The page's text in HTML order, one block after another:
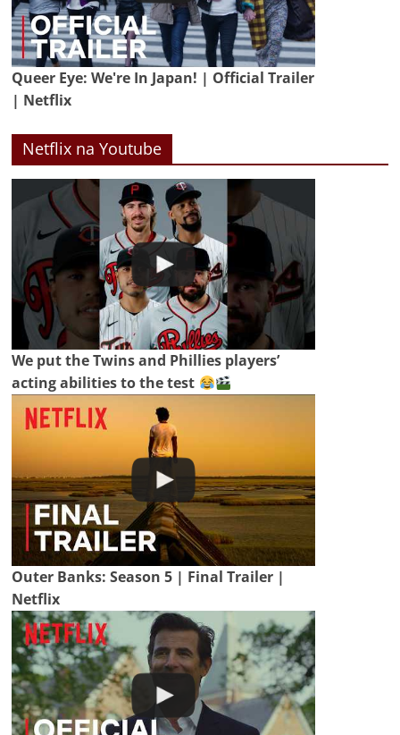
Queer Eye: We're In Japan! | Official Trailer
| Netflix
Netflix na Youtube
We put the Twins and Phillies players’
acting abilities to the test
Outer Banks: Season 5 | Final Trailer |
Netflix